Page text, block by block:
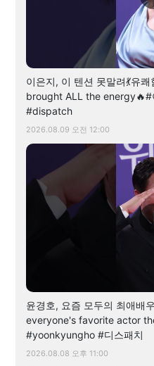
이은지, 이 텐션 못말려💃유
brought ALL the energy🔥#
#dispatch
2026.08.09 오전 12:00
윤경호, 요즘 모두의 최애배
everyone's favorite actor
#yoonkyungho #디스패치
2026.08.08 오후 11:00